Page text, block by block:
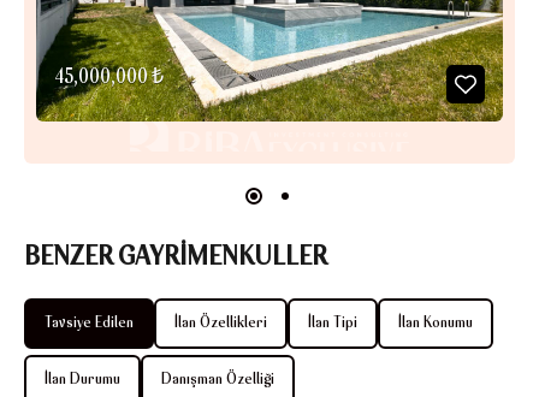
45,000,000 ₺
BENZER GAYRİMENKULLER
Tavsiye Edilen İlan Özellikleri İlan Tipi İlan Konumu
İlan Durumu Danışman Özelliği